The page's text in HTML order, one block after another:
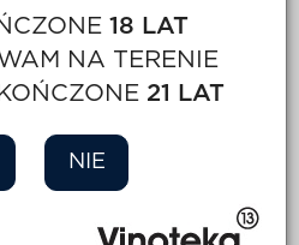
18 LAT
NA TERENIE
21 LAT
NIE